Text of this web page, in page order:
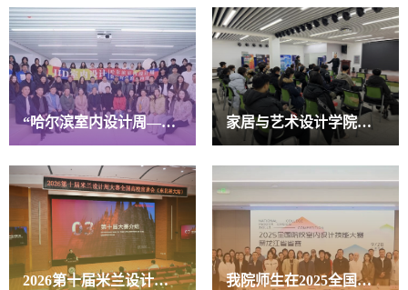
“哈尔滨室内设计周——数智时代的室内设计”竞赛在我校开幕 家居与艺术设计学院举办河北籍新生交流会
2026第十届米兰设计周暨兔宝宝杯家居国际设计命题赛事全国宣讲会在我校举行 我院师生在2025全国院校室内设计技能大赛黑龙江省省赛中斩获多奖